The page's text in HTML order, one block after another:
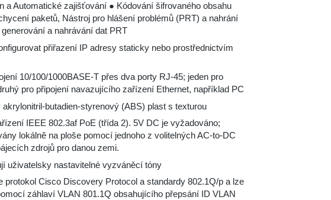
a Automatické zajišťování ● Kódování šifrovaného obsahu
paketů, Nástroj pro hlášení problémů (PRT) a nahrání
a nahrávání dat PRT
přiřazení IP adresy staticky nebo prostřednictvím
10/100/1000BASE-T přes dva porty RJ-45; jeden pro
pro připojení navazujícího zařízení Ethernet, například PC
akrylonitril-butadien-styrenový (ABS) plast s texturou
IEEE 802.3af PoE (třída 2). 5V DC je vyžadováno;
lokálně na ploše pomocí jednoho z volitelných AC-to-DC
zdrojů pro danou zemi.
uživatelsky nastavitelné vyzváněcí tóny
protokol Cisco Discovery Protocol a standardy 802.1Q/p a lze
záhlaví VLAN 801.1Q obsahujícího přepsání ID VLAN